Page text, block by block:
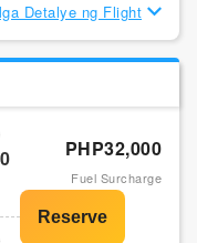
Detalye ng Flight
PHP32,000
Fuel Surcharge